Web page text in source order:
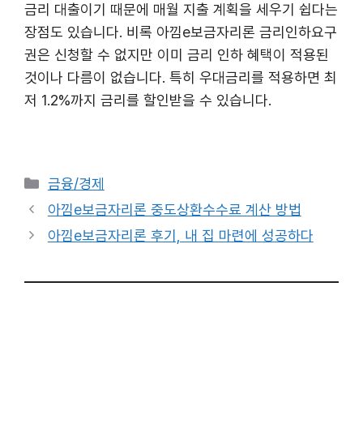
금리 대출이기 때문에 매월 지출 계획을 세우기 쉽다는
장점도 있습니다. 비록 아낌e보금자리론 금리인하요구
권은 신청할 수 없지만 이미 금리 인하 혜택이 적용된
것이나 다름이 없습니다. 특히 우대금리를 적용하면 최
저 1.2%까지 금리를 할인받을 수 있습니다.
카
테
고
금융/경제
아낌e보금자리론 중도상환수수료 계산 방법
아낌e보금자리론 후기, 내 집 마련에 성공하다